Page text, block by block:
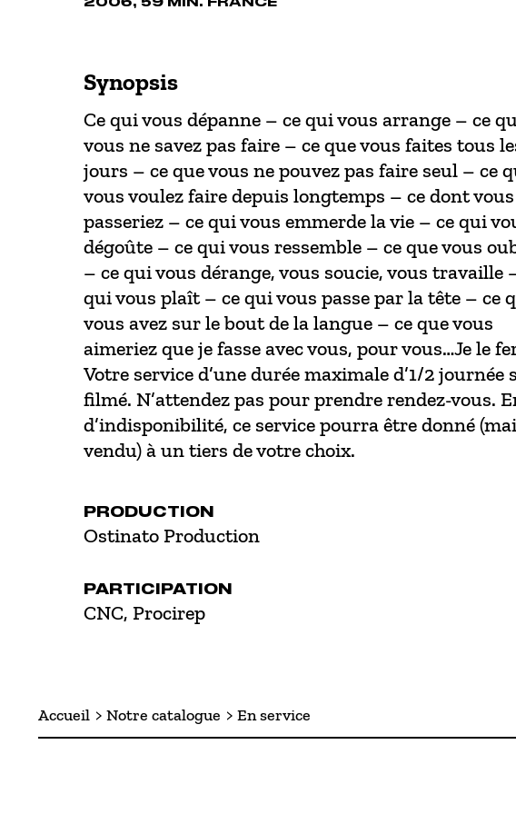
Synopsis
Ce qui vous dépanne – ce qui vous arrange – ce
vous ne savez pas faire – ce que vous faites tous
jours – ce que vous ne pouvez pas faire seul – ce
vous voulez faire depuis longtemps – ce dont
passeriez – ce qui vous emmerde la vie – ce qui
dégoûte – ce qui vous ressemble – ce que vous
– ce qui vous dérange, vous soucie, vous travaille
qui vous plaît – ce qui vous passe par la tête – ce
vous avez sur le bout de la langue – ce que vous
aimeriez que je fasse avec vous, pour vous…Je le
Votre service d’une durée maximale d’1/2 journée
filmé. N’attendez pas pour prendre rendez-vous.
d’indisponibilité, ce service pourra être donné
vendu) à un tiers de votre choix.
PRODUCTION
Ostinato Production
PARTICIPATION
CNC, Procirep
Accueil Notre catalogue En service